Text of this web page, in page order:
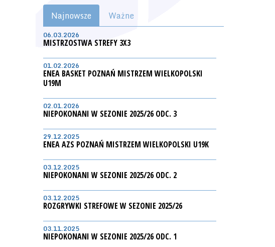
Najnowsze Ważne
06.03.2026
MISTRZOSTWA STREFY 3X3
01.02.2026
ENEA BASKET POZNAŃ MISTRZEM WIELKOPOLSKI
U19M
02.01.2026
NIEPOKONANI W SEZONIE 2025/26 ODC. 3
29.12.2025
ENEA AZS POZNAŃ MISTRZEM WIELKOPOLSKI U19K
03.12.2025
NIEPOKONANI W SEZONIE 2025/26 ODC. 2
03.12.2025
ROZGRYWKI STREFOWE W SEZONIE 2025/26
03.11.2025
NIEPOKONANI W SEZONIE 2025/26 ODC. 1